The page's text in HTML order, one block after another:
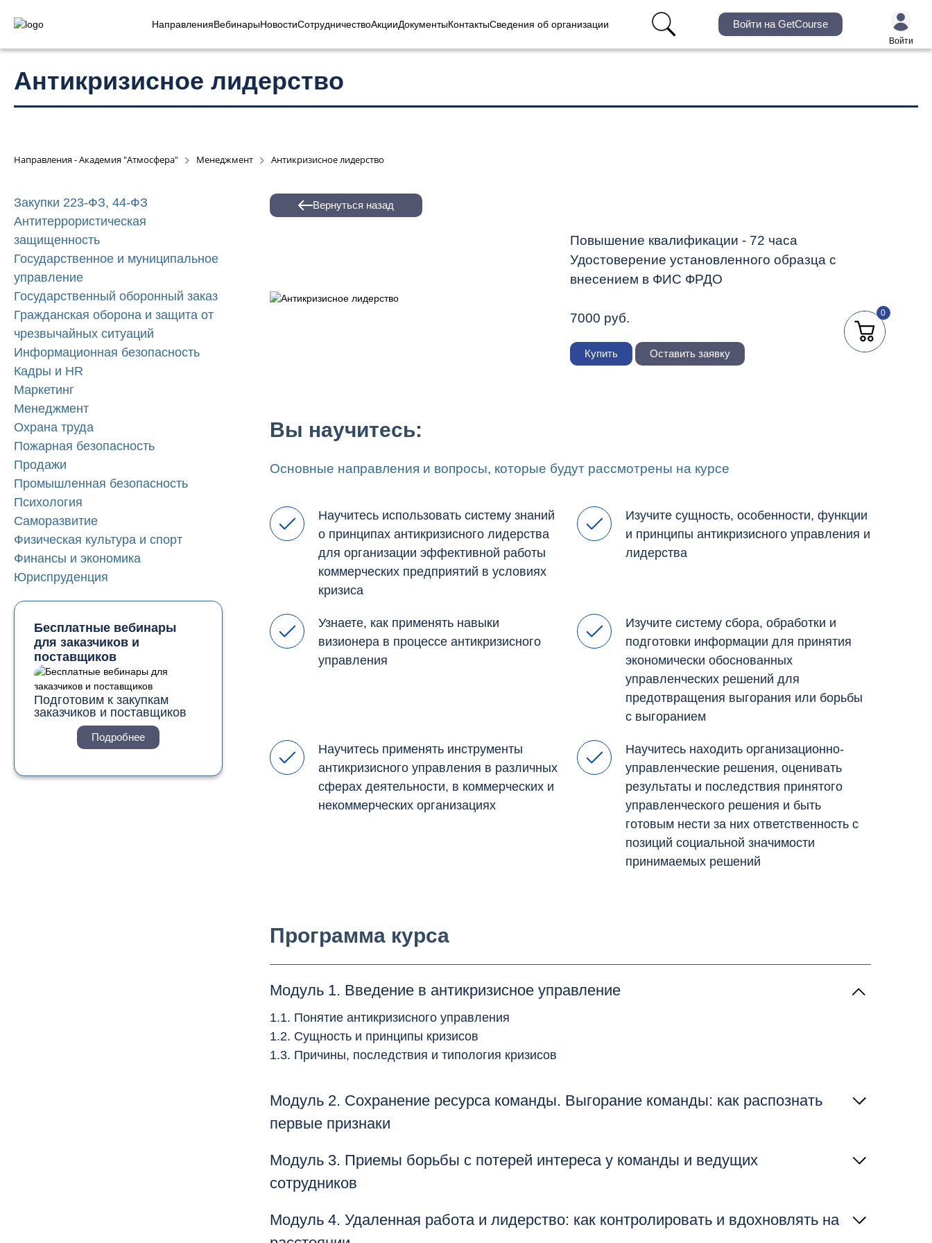
НаправленияВебинарыНовостиСотрудничествоАкцииДокументыКонтактыСведения об организации Войти на GetCourse
Войти
Антикризисное лидерство
Направления - Академия "Атмосфера" Менеджмент Антикризисное лидерство
Закупки 223-ФЗ, 44-ФЗ
Антитеррористическая
защищенность
Государственное и муниципальное
управление
Государственный оборонный заказ
Гражданская оборона и защита от
чрезвычайных ситуаций
Информационная безопасность
Кадры и HR
Маркетинг
Менеджмент
Охрана труда
Пожарная безопасность
Продажи
Промышленная безопасность
Психология
Саморазвитие
Физическая культура и спорт
Финансы и экономика
Юриспруденция
Бесплатные вебинары
для заказчиков и
поставщиков
Подготовим к закупкам
заказчиков и поставщиков
Подробнее
Вернуться назад
Повышение квалификации - 72 часа
Удостоверение установленного образца с
внесением в ФИС ФРДО
7000 руб.
Купить Оставить заявку
Вы научитесь:
Основные направления и вопросы, которые будут рассмотрены на курсе
Научитесь использовать систему знаний
о принципах антикризисного лидерства
для организации эффективной работы
коммерческих предприятий в условиях
кризиса
Изучите сущность, особенности, функции
и принципы антикризисного управления и
лидерства
Узнаете, как применять навыки
визионера в процессе антикризисного
управления
Изучите систему сбора, обработки и
подготовки информации для принятия
экономически обоснованных
управленческих решений для
предотвращения выгорания или борьбы
с выгоранием
Научитесь применять инструменты
антикризисного управления в различных
сферах деятельности, в коммерческих и
некоммерческих организациях
Научитесь находить организационно-
управленческие решения, оценивать
результаты и последствия принятого
управленческого решения и быть
готовым нести за них ответственность с
позиций социальной значимости
принимаемых решений
Программа курса
Модуль 1. Введение в антикризисное управление
1.1. Понятие антикризисного управления
1.2. Сущность и принципы кризисов
1.3. Причины, последствия и типология кризисов
Модуль 2. Сохранение ресурса команды. Выгорание команды: как распознать
первые признаки
2.1. Выгорание команды в кризис
2.2. Фазы и факторы выгорания
Модуль 3. Приемы борьбы с потерей интереса у команды и ведущих
сотрудников
3.1. Выгорание команды: на какие причины выгорания руководитель может и должен повлиять
3.2. Выводы по факту выгорания выгорания
Модуль 4. Удаленная работа и лидерство: как контролировать и вдохновлять на
0